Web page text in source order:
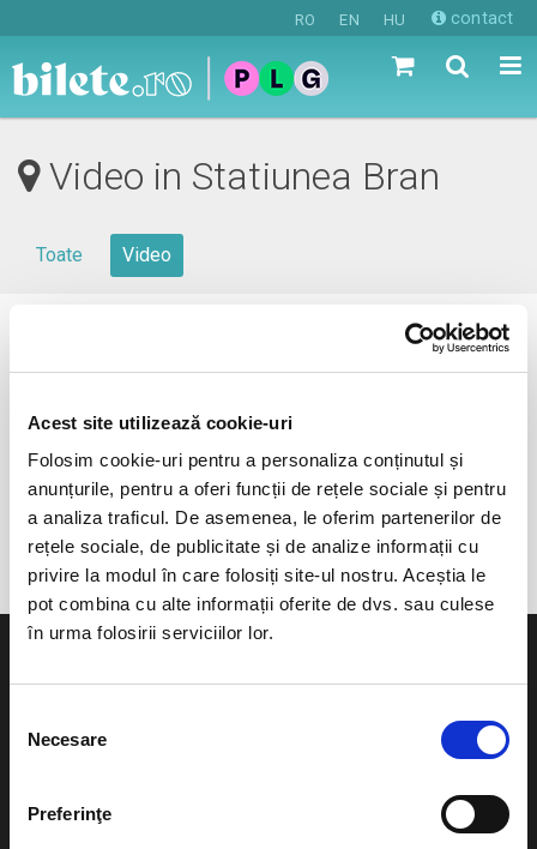
Acest site utilizează cookie-uri
Folosim cookie-uri pentru a personaliza conținutul și
anunțurile, pentru a oferi funcții de rețele sociale și pentru
a analiza traficul. De asemenea, le oferim partenerilor de
rețele sociale, de publicitate și de analize informații cu
privire la modul în care folosiți site-ul nostru. Aceștia le
pot combina cu alte informații oferite de dvs. sau culese
în urma folosirii serviciilor lor.
consimțământului
Necesare
Preferinţe
RO EN HU contact
Video in Statiunea Bran
Toate Video
0 evenimente in viitorul apropiat
anunta-ma pe email cand apare urmatorul eveniment la
Statiunea Bran
Evenimente
Teatru